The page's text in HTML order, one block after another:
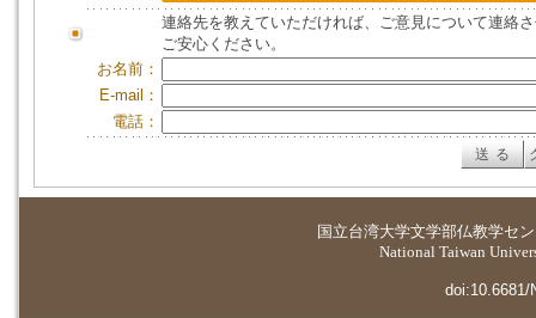
連絡先を教えていただければ、ご意見について連絡
ご安心ください。
お名前：
E-mail：
電話：
国立台湾大学文学部仏教学セ
National Taiwan
doi:10.6681/